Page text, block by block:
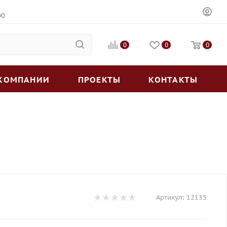
0 0 0
ПРОЕКТЫ КОНТАКТЫ
Артикул: 12135